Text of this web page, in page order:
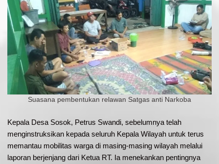
Suasana pembentukan relawan Satgas anti Narkoba
Kepala Desa Sosok, Petrus Swandi, sebelumnya telah
menginstruksikan kepada seluruh Kepala Wilayah untuk terus
memantau mobilitas warga di masing-masing wilayah melalui
laporan berjenjang dari Ketua RT. Ia menekankan pentingnya